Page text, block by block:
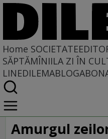
Home SOCIETATE
SĂPTĂMÎNIILA ZI ÎN
LINEDILEMABLOG
Home
Societate
IERI CU VEDERE SPRE AZI
Amurgul